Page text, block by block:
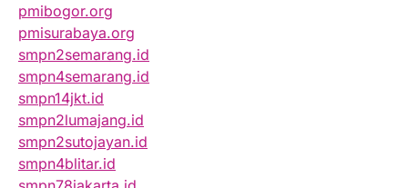
pmibogor.org
pmisurabaya.org
smpn2semarang.id
smpn4semarang.id
smpn14jkt.id
smpn2lumajang.id
smpn2sutojayan.id
smpn4blitar.id